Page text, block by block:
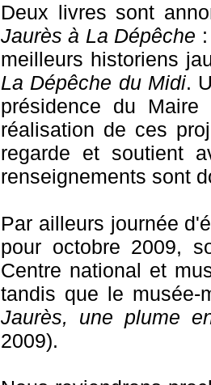
Deux livres sont
Jaurès à La Dépêche
meilleurs historiens
La Dépêche du Midi.
présidence du
réalisation de ces
regarde et soutient
renseignements sont
Par ailleurs journée
pour octobre 2009,
Centre national et
tandis que le musée-
Jaurès, une plume
2009).